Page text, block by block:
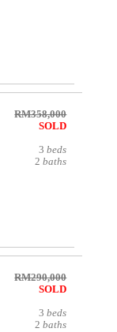
RM358,000
SOLD
3 beds
2 baths
RM290,000
SOLD
3 beds
2 baths